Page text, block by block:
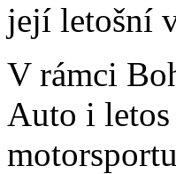
její letošní
V rámci
Auto i